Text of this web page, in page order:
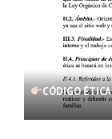
CÓDIGO